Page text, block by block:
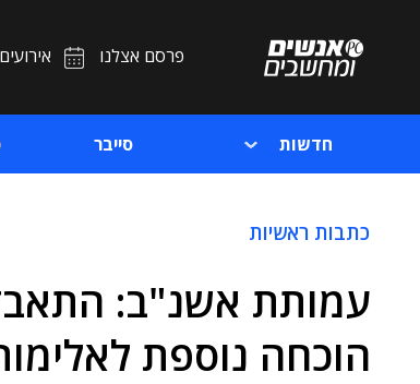
פרסם אצלנו
חדשות סייבר
כתבות ראשיות
עמותת אשנ"ב:
הוכחה נוספת